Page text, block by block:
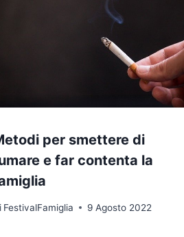
per smettere di
e far contenta la
FestivalFamiglia 9 Agosto 2022